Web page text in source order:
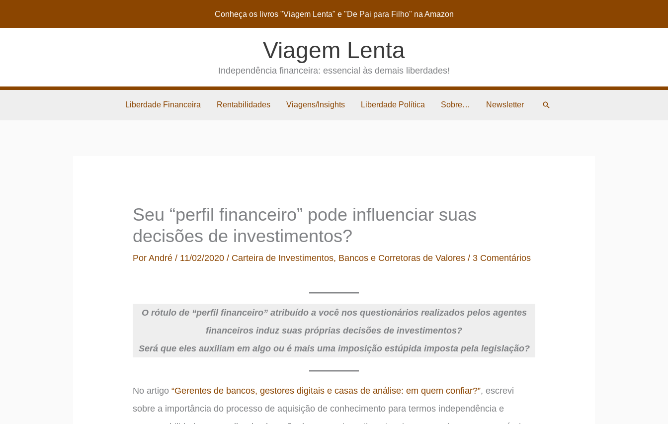
Conheça os livros "Viagem Lenta" e "De Pai para Filho" na Amazon
Viagem Lenta
Independência financeira: essencial às demais liberdades!
Liberdade Financeira Rentabilidades Viagens/Insights Liberdade Política Sobre… Newsletter Pesquisar
Seu “perfil financeiro” pode influenciar suas
decisões de investimentos?
PorAndré/ 11/02/2020/ Carteira de Investimentos, Bancos e Corretoras de Valores /3 Comentários
O rótulo de “perfil financeiro” atribuído a você nos questionários realizados pelos agentes
financeiros induz suas próprias decisões de investimentos?
Será que eles auxiliam em algo ou é mais uma imposição estúpida imposta pela legislação?
No artigo“Gerentes de bancos, gestores digitais e casas de análise: em quem confiar?”, escrevi
sobre a importância do processo de aquisição de conhecimento para termos independência e